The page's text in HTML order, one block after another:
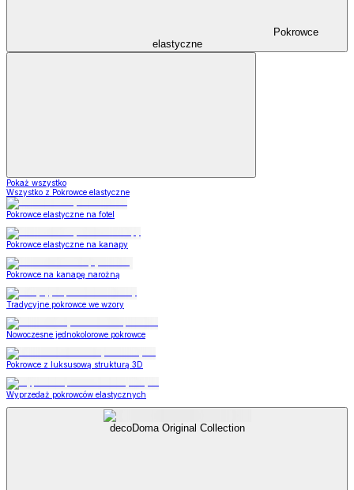
Pokrowce
elastyczne
Pokaż wszystko
Wszystko z Pokrowce elastyczne
Pokrowce elastyczne na fotel
Pokrowce elastyczne na kanapy
Pokrowce na kanapę narożną
Tradycyjne pokrowce we wzory
Nowoczesne jednokolorowe pokrowce
Pokrowce z luksusową strukturą 3D
Wyprzedaż pokrowców elastycznych
decoDoma Original Collection